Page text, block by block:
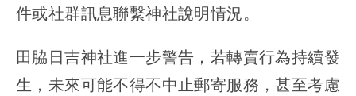
件或社群訊息聯繫神社說明情況。
田脇日吉神社進一步警告，若轉賣行為持續發
生，未來可能不得不中止郵寄服務，甚至考慮